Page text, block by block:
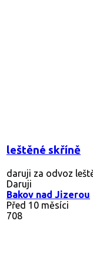
leštěné skříně
daruji za odvoz
Daruji
Bakov nad Jizerou
Před 10 měsíci
708